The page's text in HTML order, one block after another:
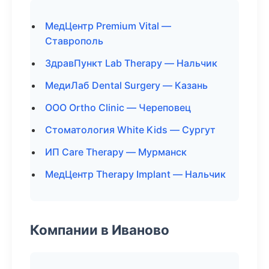
МедЦентр Premium Vital —
Ставрополь
ЗдравПункт Lab Therapy — Нальчик
МедиЛаб Dental Surgery — Казань
ООО Ortho Clinic — Череповец
Стоматология White Kids — Сургут
ИП Care Therapy — Мурманск
МедЦентр Therapy Implant — Нальчик
Компании в Иваново